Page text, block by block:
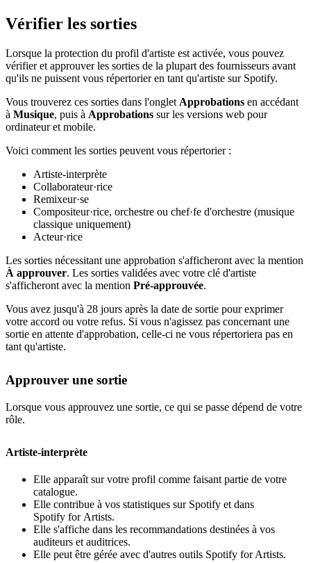
Vérifier les sorties
Lorsque la protection du profil d'artiste est activée, vous pouvez
vérifier et approuver les sorties de la plupart des fournisseurs avant
qu'ils ne puissent vous répertorier en tant qu'artiste sur Spotify.
Vous trouverez ces sorties dans l'onglet Approbations en accédant
à Musique, puis à Approbations sur les versions web pour
ordinateur et mobile.
Voici comment les sorties peuvent vous répertorier :
Artiste-interprète
Collaborateur·rice
Remixeur·se
Compositeur·rice, orchestre ou chef·fe d'orchestre (musique
classique uniquement)
Acteur·rice
Les sorties nécessitant une approbation s'afficheront avec la mention
À approuver. Les sorties validées avec votre clé d'artiste
s'afficheront avec la mention Pré-approuvée.
Vous avez jusqu'à 28 jours après la date de sortie pour exprimer
votre accord ou votre refus. Si vous n'agissez pas concernant une
sortie en attente d'approbation, celle-ci ne vous répertoriera pas en
tant qu'artiste.
Approuver une sortie
Lorsque vous approuvez une sortie, ce qui se passe dépend de votre
rôle.
Artiste-interprète
Elle apparaît sur votre profil comme faisant partie de votre
catalogue.
Elle contribue à vos statistiques sur Spotify et dans
Spotify for Artists.
Elle s'affiche dans les recommandations destinées à vos
auditeurs et auditrices.
Elle peut être gérée avec d'autres outils Spotify for Artists.